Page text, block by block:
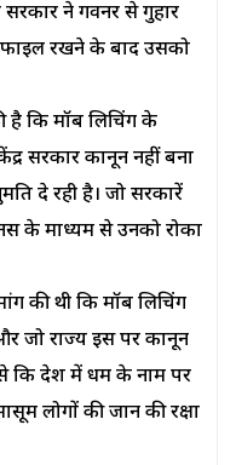
ने गवर्नर से गुहार
फाइल रखने के बाद उसको
है कि मॉब लिचिंग के
सरकार कानून नहीं बना
दे रही है। जो सरकारें
के माध्यम से उनको रोका
की थी कि मॉब लिचिंग
जो राज्य इस पर कानून
कि देश में धर्म के नाम पर
लोगों की जान की रक्षा